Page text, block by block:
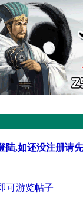
陆,如还没注册请
可游览帖子